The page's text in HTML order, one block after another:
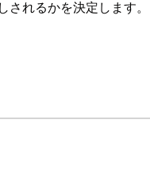
れるかを決定します。